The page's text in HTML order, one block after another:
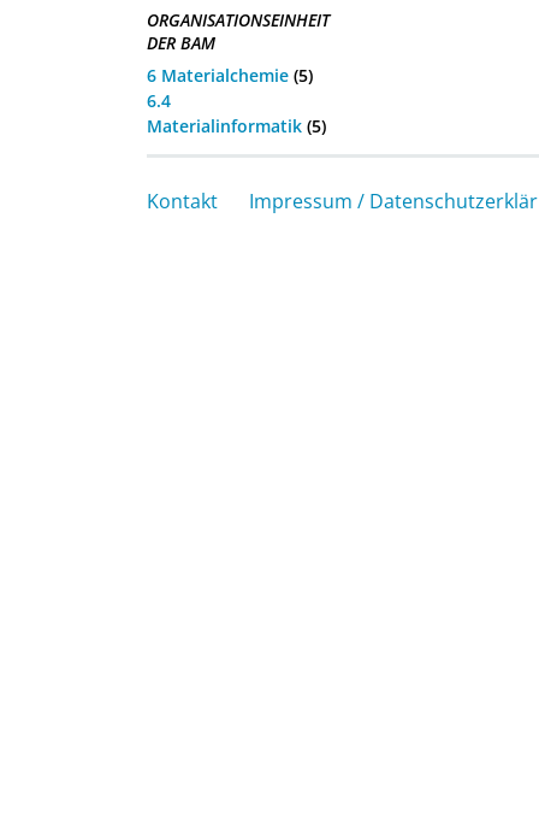
ORGANISATIONSEINHEIT
DER BAM
6 Materialchemie (5)
6.4
Materialinformatik (5)
Kontakt Impressum /